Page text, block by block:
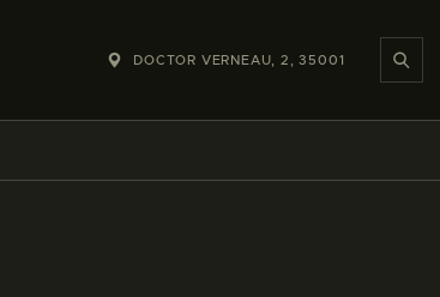
DOCTOR VERNEAU, 2, 35001